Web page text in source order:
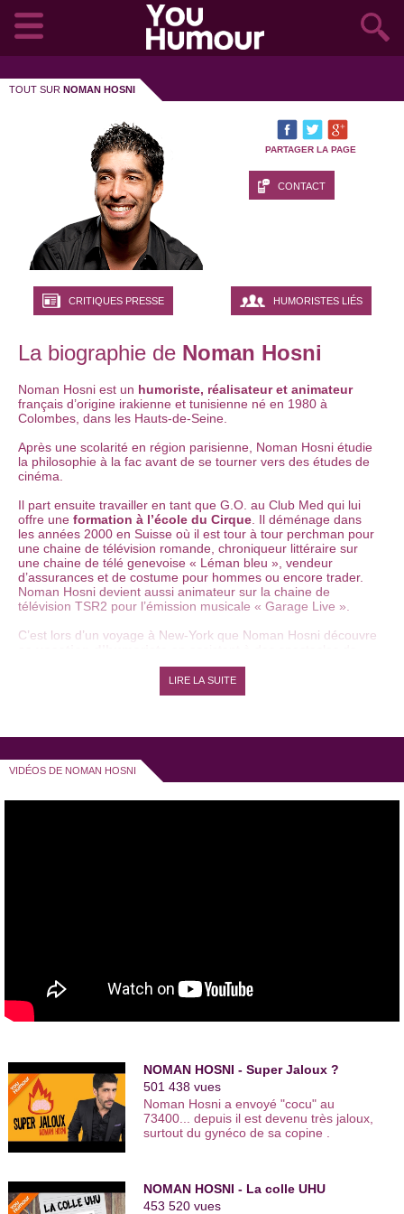
TOUT SUR NOMAN HOSNI
PARTAGER LA PAGE
CONTACT
CRITIQUES PRESSE HUMORISTES LIÉS
La biographie de Noman Hosni
Noman Hosni est un humoriste, réalisateur et animateur
français d’origine irakienne et tunisienne né en 1980 à
Colombes, dans les Hauts-de-Seine.
Après une scolarité en région parisienne, Noman Hosni étudie
la philosophie à la fac avant de se tourner vers des études de
cinéma.
Il part ensuite travailler en tant que G.O. au Club Med qui lui
offre une formation à l’école du Cirque . Il déménage dans
les années 2000 en Suisse où il est tour à tour perchman pour
une chaine de télévision romande, chroniqueur littéraire sur
une chaine de télé genevoise « Léman bleu », vendeur
d’assurances et de costume pour hommes ou encore trader.
Noman Hosni devient aussi animateur sur la chaine de
télévision TSR2 pour l’émission musicale « Garage Live ».
C’est lors d’un voyage à New-York que Noman Hosni découvre
. De retour en Suisse, il écume les karaokés, mais il
ne chante pas, il raconte sa vie.
rencontre lors de ce festival Karim Debbouze, le frère de
la connaissance de Pascale Raynaud, responsable recherche
programme sur "Rires et chansons", qui lui permettra de
» ou du métro parisien.
LIRE LA SUITE
VIDÉOS DE NOMAN HOSNI
NOMAN HOSNI - Super Jaloux ?
501 438 vues
Noman Hosni a envoyé "cocu" au
73400... depuis il est devenu très jaloux,
surtout du gynéco de sa copine .
NOMAN HOSNI - La colle UHU
453 520 vues